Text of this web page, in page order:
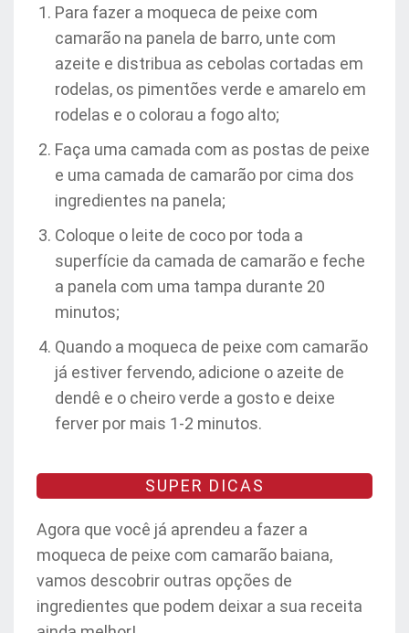
Para fazer a moqueca de peixe com
camarão na panela de barro, unte com
azeite e distribua as cebolas cortadas em
rodelas, os pimentões verde e amarelo em
rodelas e o colorau a fogo alto;
Faça uma camada com as postas de peixe
e uma camada de camarão por cima dos
ingredientes na panela;
Coloque o leite de coco por toda a
superfície da camada de camarão e feche
a panela com uma tampa durante 20
minutos;
Quando a moqueca de peixe com camarão
já estiver fervendo, adicione o azeite de
dendê e o cheiro verde a gosto e deixe
ferver por mais 1-2 minutos.
SUPER DICAS
Agora que você já aprendeu a fazer a
moqueca de peixe com camarão baiana,
vamos descobrir outras opções de
ingredientes que podem deixar a sua receita